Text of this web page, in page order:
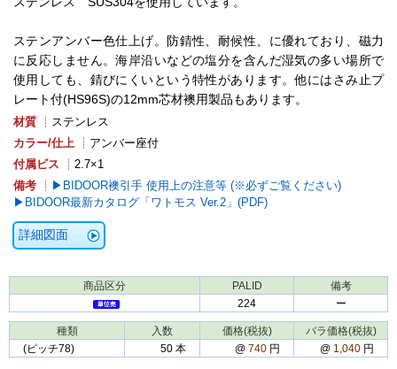
ステンアンバー色仕上げ。防錆性、耐候性、に優れており、磁力
に反応しません。海岸沿いなどの塩分を含んだ湿気の多い場所で
使用しても、錆びにくいという特性があります。他にはさみ止プ
レート付(HS96S)の12mm芯材襖用製品もあります。
材質
┊ステンレス
カラー/仕上
┊アンバー座付
付属ビス
┊2.7×1
備考
┊
BIDOOR襖引手 使用上の注意等 (※必ずご覧ください)
BIDOOR最新カタログ「ワトモス Ver.2」(PDF)
詳細図面
商品区分 PALID
備考
224
ー
種類 入数 価格(税抜)
バラ価格(税抜)
(ピッチ78)
50 本 @ 740 円 @ 1,040 円